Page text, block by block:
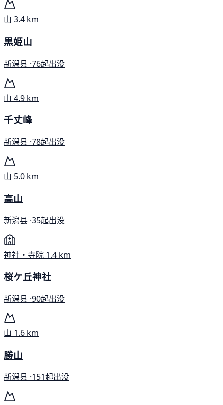
山 3.4 km
黒姫山
新潟县 ·76起出没
山 4.9 km
千丈峰
新潟县 ·78起出没
山 5.0 km
高山
新潟县 ·35起出没
神社・寺院 1.4 km
桜ケ丘神社
新潟县 ·90起出没
山 1.6 km
勝山
新潟县 ·151起出没